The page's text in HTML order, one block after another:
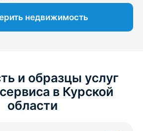
недвижимость
и образцы услуг
в Курской
области